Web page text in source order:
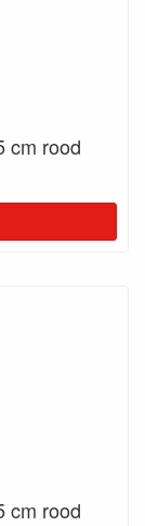
cm rood
cm rood